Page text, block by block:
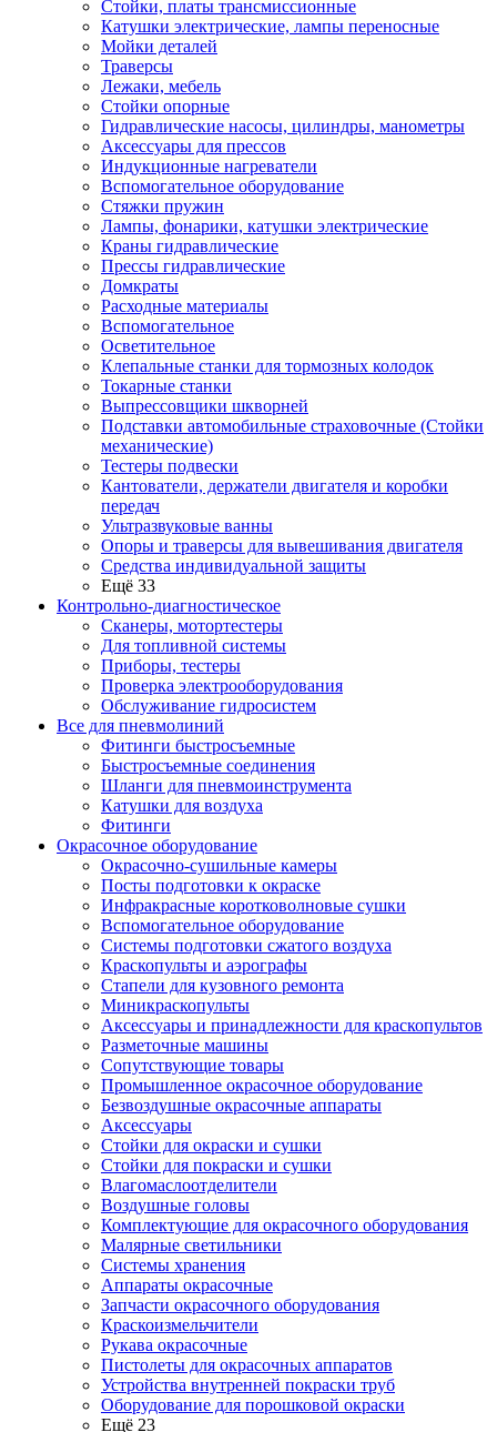
Стойки, платы трансмиссионные
Катушки электрические, лампы переносные
Мойки деталей
Траверсы
Лежаки, мебель
Стойки опорные
Гидравлические насосы, цилиндры, манометры
Аксессуары для прессов
Индукционные нагреватели
Вспомогательное оборудование
Стяжки пружин
Лампы, фонарики, катушки электрические
Краны гидравлические
Прессы гидравлические
Домкраты
Расходные материалы
Вспомогательное
Осветительное
Клепальные станки для тормозных колодок
Токарные станки
Выпрессовщики шкворней
Подставки автомобильные страховочные (Стойки
механические)
Тестеры подвески
Кантователи, держатели двигателя и коробки
передач
Ультразвуковые ванны
Опоры и траверсы для вывешивания двигателя
Средства индивидуальной защиты
Ещё 33
Контрольно-диагностическое
Сканеры, мотортестеры
Для топливной системы
Приборы, тестеры
Проверка электрооборудования
Обслуживание гидросистем
Все для пневмолиний
Фитинги быстросъемные
Быстросъемные соединения
Шланги для пневмоинструмента
Катушки для воздуха
Фитинги
Окрасочное оборудование
Окрасочно-сушильные камеры
Посты подготовки к окраске
Инфракрасные коротковолновые сушки
Вспомогательное оборудование
Системы подготовки сжатого воздуха
Краскопульты и аэрографы
Стапели для кузовного ремонта
Миникраскопульты
Аксессуары и принадлежности для краскопультов
Разметочные машины
Сопутствующие товары
Промышленное окрасочное оборудование
Безвоздушные окрасочные аппараты
Аксессуары
Стойки для окраски и сушки
Стойки для покраски и сушки
Влагомаслоотделители
Воздушные головы
Комплектующие для окрасочного оборудования
Малярные светильники
Системы хранения
Аппараты окрасочные
Запчасти окрасочного оборудования
Краскоизмельчители
Рукава окрасочные
Пистолеты для окрасочных аппаратов
Устройства внутренней покраски труб
Оборудование для порошковой окраски
Ещё 23